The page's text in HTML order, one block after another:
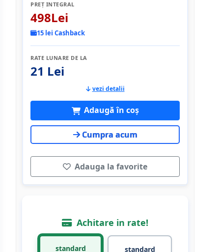
PREȚ INTEGRAL
498Lei
15 lei Cashback
RATE LUNARE DE LA
21 Lei
vezi detalii
Adaugă în coș
Cumpra acum
Adauga la favorite
Achitare in rate!
standard standard